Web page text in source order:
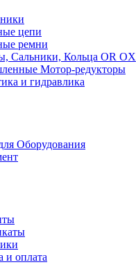
цепи
ремни
Сальники, Кольца OR OX
Мотор-редукторы
и гидравлика
Оборудования
и оплата